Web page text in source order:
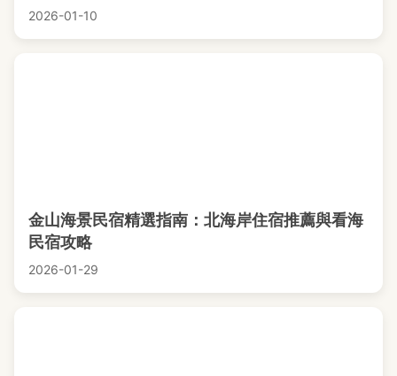
2026-01-10
金山海景民宿精選指南：北海岸住宿推薦與看海
民宿攻略
2026-01-29